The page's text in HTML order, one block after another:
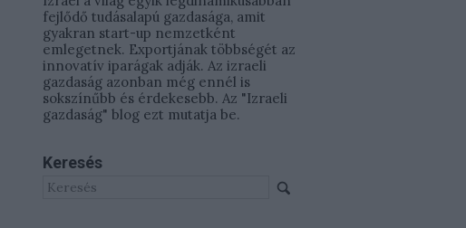
fejlődő tudásalapú gazdasága, amit
gyakran start-up nemzetként
emlegetnek. Exportjának többségét az
innovatív iparágak adják. Az izraeli
gazdaság azonban még ennél is
sokszínűbb és érdekesebb. Az "Izraeli
gazdaság" blog ezt mutatja be.
Keresés